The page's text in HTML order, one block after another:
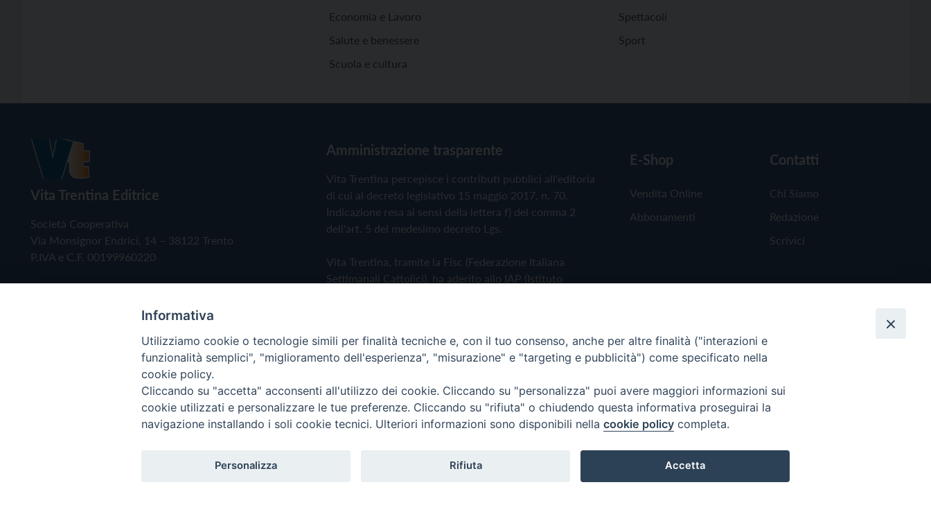
Economia e Lavoro
Salute e benessere
Scuola e cultura
Spettacoli
Sport
Vita Trentina Editrice
Società Cooperativa
Via Monsignor Endrici, 14 – 38122 Trento
P.IVA e C.F. 00199960220
Amministrazione trasparente
Vita Trentina percepisce i contributi pubblici all'editoria
di cui al decreto legislativo 15 maggio 2017, n. 70.
Indicazione resa ai sensi della lettera f) del comma 2
dell'art. 5 del medesimo decreto Lgs.
Vita Trentina, tramite la Fisc (Federazione Italiana
Settimanali Cattolici), ha aderito allo IAP (Istituto
Privacy Policy Cookie Policy
E-Shop
Vendita Online
Abbonamenti
Contatti
Chi Siamo
Redazione
Scrivici
Copyright © 2019 - Tutti i diritti riservati - Vita Trentina Editrice
Informativa
Utilizziamo cookie o tecnologie simili per finalità tecniche e, con il tuo consenso, anche per altre finalità ("interazioni e
funzionalità semplici", "miglioramento dell'esperienza", "misurazione" e "targeting e pubblicità") come specificato nella
cookie policy.
Cliccando su "accetta" acconsenti all'utilizzo dei cookie. Cliccando su "personalizza" puoi avere maggiori informazioni sui
cookie utilizzati e personalizzare le tue preferenze. Cliccando su "rifiuta" o chiudendo questa informativa proseguirai la
navigazione installando i soli cookie tecnici. Ulteriori informazioni sono disponibili nella cookie policy completa.
Personalizza Rifiuta Accetta